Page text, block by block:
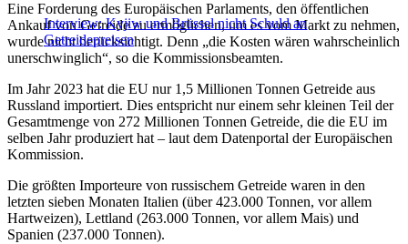
Interview: Kyjiw und Brüssel nicht Schuld an
Getreidepreisen
Eine Forderung des Europäischen Parlaments, den öffentlichen
Ankauf von Getreide zu ermöglichen, um es vom Markt zu nehmen,
wurde nicht berücksichtigt. Denn „die Kosten wären wahrscheinlich
unerschwinglich“, so die Kommissionsbeamten.
Im Jahr 2023 hat die EU nur 1,5 Millionen Tonnen Getreide aus
Russland importiert. Dies entspricht nur einem sehr kleinen Teil der
Gesamtmenge von 272 Millionen Tonnen Getreide, die die EU im
selben Jahr produziert hat – laut dem Datenportal der Europäischen
Kommission.
Die größten Importeure von russischem Getreide waren in den
letzten sieben Monaten Italien (über 423.000 Tonnen, vor allem
Hartweizen), Lettland (263.000 Tonnen, vor allem Mais) und
Spanien (237.000 Tonnen).